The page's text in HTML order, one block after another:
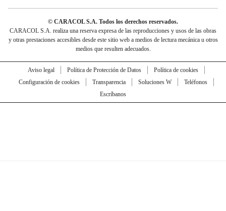
© CARACOL S.A. Todos los derechos reservados.
CARACOL S.A. realiza una reserva expresa de las reproducciones y usos de las obras
y otras prestaciones accesibles desde este sitio web a medios de lectura mecánica u otros
medios que resulten adecuados.
Aviso legal Política de Protección de Datos
Política de cookies
Configuración de cookies
Transparencia Soluciones W
Teléfonos
Escríbanos